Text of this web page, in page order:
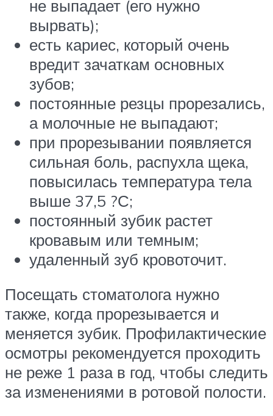
не выпадает (его нужно
вырвать);
есть кариес, который очень
вредит зачаткам основных
зубов;
постоянные резцы прорезались,
а молочные не выпадают;
при прорезывании появляется
сильная боль, распухла щека,
повысилась температура тела
выше 37,5 ?С;
постоянный зубик растет
кровавым или темным;
удаленный зуб кровоточит.
Посещать стоматолога нужно
также, когда прорезывается и
меняется зубик. Профилактические
осмотры рекомендуется проходить
не реже 1 раза в год, чтобы следить
за изменениями в ротовой полости.